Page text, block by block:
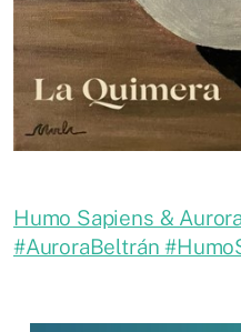
Humo Sapiens &
#AuroraBeltrán